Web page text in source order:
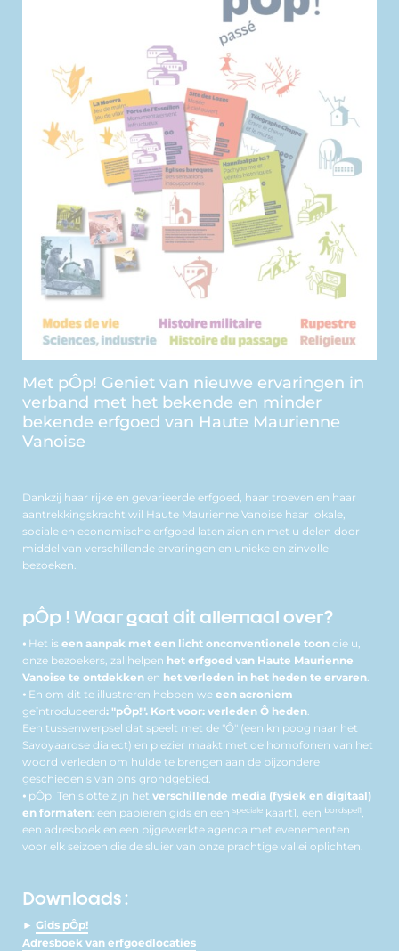
Met pÔp! Geniet van nieuwe ervaringen in
verband met het bekende en minder
bekende erfgoed van Haute Maurienne
Vanoise
Dankzij haar rijke en gevarieerde erfgoed, haar troeven en haar
aantrekkingskracht wil Haute Maurienne Vanoise haar lokale,
sociale en economische erfgoed laten zien en met u delen door
middel van verschillende ervaringen en unieke en zinvolle
bezoeken.
pÔp ! Waar gaat dit allemaal over?
⦁ Het is een aanpak met een licht onconventionele toon die u,
onze bezoekers, zal helpen het erfgoed van Haute Maurienne
Vanoise te ontdekken en het verleden in het heden te ervaren.
⦁ En om dit te illustreren hebben we een acroniem
geïntroduceerd: "pÔp!". Kort voor: verleden Ô heden.
Een tussenwerpsel dat speelt met de "Ô" (een knipoog naar het
Savoyaardse dialect) en plezier maakt met de homofonen van het
woord verleden om hulde te brengen aan de bijzondere
geschiedenis van ons grondgebied.
⦁ pÔp! Ten slotte zijn het verschillende media (fysiek en digitaal)
en formaten: een papieren gids en een speciale kaart1, een bordspel1,
een adresboek en een bijgewerkte agenda met evenementen
voor elk seizoen die de sluier van onze prachtige vallei oplichten.
Downloads :
► Gids pÔp!
Adresboek van erfgoedlocaties